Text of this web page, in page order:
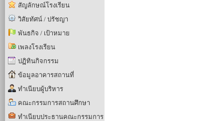
สัญลักษณ์โรงเรียน
วิสัยทัศน์ / ปรัชญา
พันธกิจ / เป้าหมาย
เพลงโรงเรียน
ปฏิทินกิจกรรม
ข้อมูลอาคารสถานที่
ทำเนียบผู้บริหาร
คณะกรรมการสถานศึกษา
ทำเนียบประธานคณะกรรมการ